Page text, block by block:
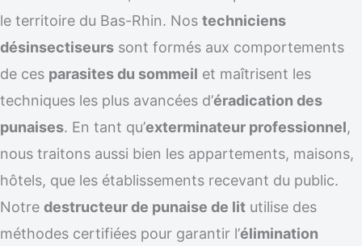
le territoire du Bas-Rhin. Nos techniciens
désinsectiseurs sont formés aux comportements
de ces parasites du sommeil et maîtrisent les
techniques les plus avancées d’éradication des
punaises. En tant qu’exterminateur professionnel,
nous traitons aussi bien les appartements, maisons,
hôtels, que les établissements recevant du public.
Notre destructeur de punaise de lit utilise des
méthodes certifiées pour garantir l’élimination